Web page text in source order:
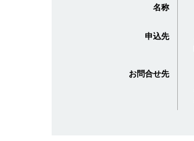
名称
申込先
お問合せ先